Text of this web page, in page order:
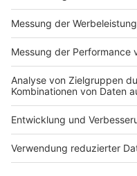
Impressum
Nutzungsbedingungen
Jobs
Presse
Werben